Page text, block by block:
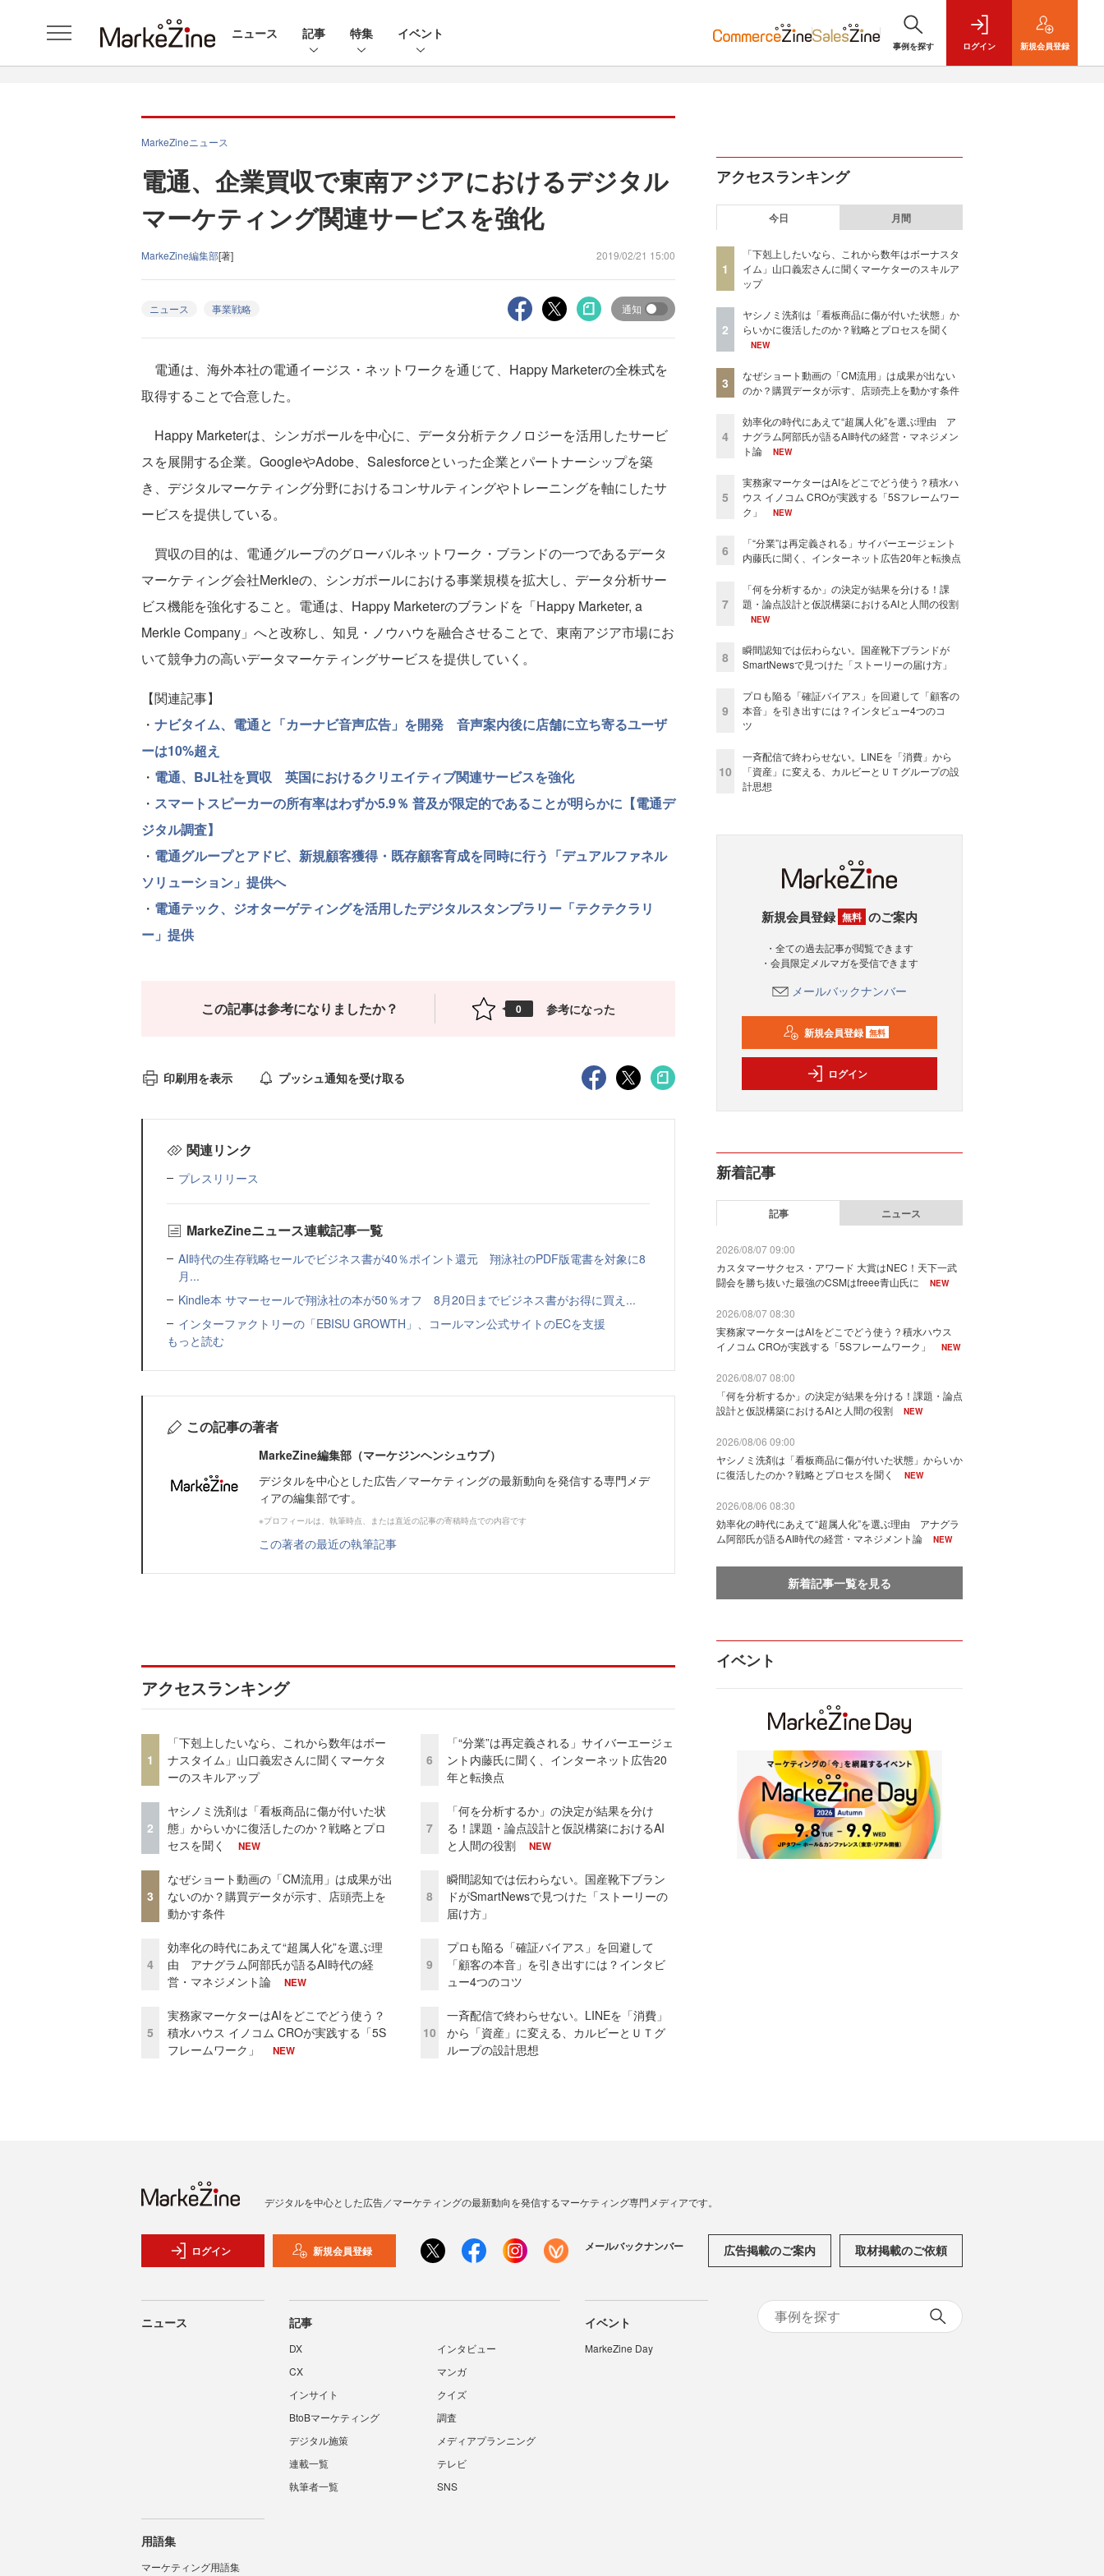
ニュース 記事 特集 イベント
事例を探す ログイン 新規会員登録
MarkeZineニュース
電通、企業買収で東南アジアにおけるデジタル
マーケティング関連サービスを強化
MarkeZine編集部[著] 2019/02/21 15:00
ニュース 事業戦略 通知
電通は、海外本社の電通イージス・ネットワークを通じて、Happy Marketerの全株式を
取得することで合意した。
Happy Marketerは、シンガポールを中心に、データ分析テクノロジーを活用したサービ
スを展開する企業。GoogleやAdobe、Salesforceといった企業とパートナーシップを築
き、デジタルマーケティング分野におけるコンサルティングやトレーニングを軸にしたサ
ービスを提供している。
買収の目的は、電通グループのグローバルネットワーク・ブランドの一つであるデータ
マーケティング会社Merkleの、シンガポールにおける事業規模を拡大し、データ分析サー
ビス機能を強化すること。電通は、Happy Marketerのブランドを「Happy Marketer, a
Merkle Company」へと改称し、知見・ノウハウを融合させることで、東南アジア市場にお
いて競争力の高いデータマーケティングサービスを提供していく。
【関連記事】
・ ナビタイム、電通と「カーナビ音声広告」を開発 音声案内後に店舗に立ち寄るユーザ
ーは10%超え
・ 電通、BJL社を買収 英国におけるクリエイティブ関連サービスを強化
・ スマートスピーカーの所有率はわずか5.9％ 普及が限定的であることが明らかに【電通デ
ジタル調査】
・ 電通グループとアドビ、新規顧客獲得・既存顧客育成を同時に行う「デュアルファネル
ソリューション」提供へ
・ 電通テック、ジオターゲティングを活用したデジタルスタンプラリー「テクテクラリ
ー」提供
この記事は参考になりましたか？ 0 参考になった
印刷用を表示 プッシュ通知を受け取る
関連リンク
プレスリリース
MarkeZineニュース連載記事一覧
AI時代の生存戦略セールでビジネス書が40％ポイント還元 翔泳社のPDF版電書を対象に8
月...
Kindle本 サマーセールで翔泳社の本が50％オフ 8月20日までビジネス書がお得に買え...
インターファクトリーの「EBISU GROWTH」、コールマン公式サイトのECを支援
もっと読む
この記事の著者
MarkeZine編集部（マーケジンヘンシュウブ）
デジタルを中心とした広告／マーケティングの最新動向を発信する専門メデ
ィアの編集部です。
※プロフィールは、執筆時点、または直近の記事の寄稿時点での内容です
この著者の最近の執筆記事
アクセスランキング
1
「下剋上したいなら、これから数年はボー
ナスタイム」山口義宏さんに聞くマーケタ
ーのスキルアップ
2
ヤシノミ洗剤は「看板商品に傷が付いた状
態」からいかに復活したのか？戦略とプロ
セスを聞く
NEW
3
なぜショート動画の「CM流用」は成果が出
ないのか？購買データが示す、店頭売上を
動かす条件
4
効率化の時代にあえて“超属人化”を選ぶ理
由 アナグラム阿部氏が語るAI時代の経
営・マネジメント論
NEW
5
実務家マーケターはAIをどこでどう使う？
積水ハウス イノコム CROが実践する「5S
フレームワーク」
NEW
6
「“分業”は再定義される」サイバーエージェ
ント内藤氏に聞く、インターネット広告20
年と転換点
7
「何を分析するか」の決定が結果を分け
る！課題・論点設計と仮説構築におけるAI
と人間の役割
NEW
8
瞬間認知では伝わらない。国産靴下ブラン
ドがSmartNewsで見つけた「ストーリーの
届け方」
9
プロも陥る「確証バイアス」を回避して
「顧客の本音」を引き出すには？インタビ
ュー4つのコツ
10
一斉配信で終わらせない。LINEを「消費」
から「資産」に変える、カルビーとＵＴグ
ループの設計思想
アクセスランキング
今日 月間
1
「下剋上したいなら、これから数年はボーナスタ
イム」山口義宏さんに聞くマーケターのスキルア
ップ
2
ヤシノミ洗剤は「看板商品に傷が付いた状態」か
らいかに復活したのか？戦略とプロセスを聞く
NEW
3
なぜショート動画の「CM流用」は成果が出ない
のか？購買データが示す、店頭売上を動かす条件
4
効率化の時代にあえて“超属人化”を選ぶ理由 ア
ナグラム阿部氏が語るAI時代の経営・マネジメン
ト論
NEW
5
実務家マーケターはAIをどこでどう使う？積水ハ
ウス イノコム CROが実践する「5Sフレームワー
ク」
NEW
6
「“分業”は再定義される」サイバーエージェント
内藤氏に聞く、インターネット広告20年と転換点
7
「何を分析するか」の決定が結果を分ける！課
題・論点設計と仮説構築におけるAIと人間の役割
NEW
8
瞬間認知では伝わらない。国産靴下ブランドが
SmartNewsで見つけた「ストーリーの届け方」
9
プロも陥る「確証バイアス」を回避して「顧客の
本音」を引き出すには？インタビュー4つのコ
ツ
10
一斉配信で終わらせない。LINEを「消費」から
「資産」に変える、カルビーとＵＴグループの設
計思想
新規会員登録 無料 のご案内
・全ての過去記事が閲覧できます
・会員限定メルマガを受信できます
メールバックナンバー
新規会員登録 無料
ログイン
新着記事
記事 ニュース
2026/08/07 09:00
カスタマーサクセス・アワード 大賞はNEC！天下一武
闘会を勝ち抜いた最強のCSMはfreee青山氏に
NEW
2026/08/07 08:30
実務家マーケターはAIをどこでどう使う？積水ハウス
イノコム CROが実践する「5Sフレームワーク」
NEW
2026/08/07 08:00
「何を分析するか」の決定が結果を分ける！課題・論点
設計と仮説構築におけるAIと人間の役割
NEW
2026/08/06 09:00
ヤシノミ洗剤は「看板商品に傷が付いた状態」からいか
に復活したのか？戦略とプロセスを聞く
NEW
2026/08/06 08:30
効率化の時代にあえて“超属人化”を選ぶ理由 アナグラ
ム阿部氏が語るAI時代の経営・マネジメント論
NEW
新着記事一覧を見る
イベント
デジタルを中心とした広告／マーケティングの最新動向を発信するマーケティング専門メディアです。
ログイン 新規会員登録 メールバックナンバー 広告掲載のご案内 取材掲載のご依頼
ニュース 記事
DX
インタビュー
CX
マンガ
インサイト
クイズ
BtoBマーケティング
調査
デジタル施策
メディアプランニング
連載一覧
テレビ
執筆者一覧
SNS
イベント
MarkeZine Day
用語集
マーケティング用語集